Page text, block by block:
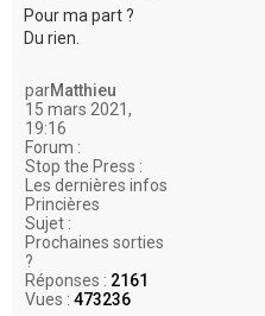
Pour ma part ?
Du rien.
parMatthieu
15 mars 2021,
19:16
Forum :
Stop the Press :
Les dernières infos
Princières
Sujet :
Prochaines sorties
?
Réponses : 2161
Vues : 473236